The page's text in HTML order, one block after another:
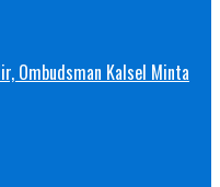
Ombudsman Kalsel Minta